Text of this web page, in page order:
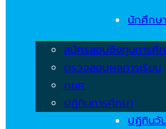
นักศึกษา
สมัครสอบชิงทุนการศึ
ตรวจสอบผลการเรียน
กยศ.
ปฏิทินการศึกษา
ปฏิทินวั